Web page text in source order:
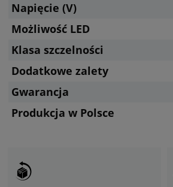
Napięcie (V)
Możliwość LED
Klasa szczelności
Dodatkowe zalety
Gwarancja
Produkcja w Polsce